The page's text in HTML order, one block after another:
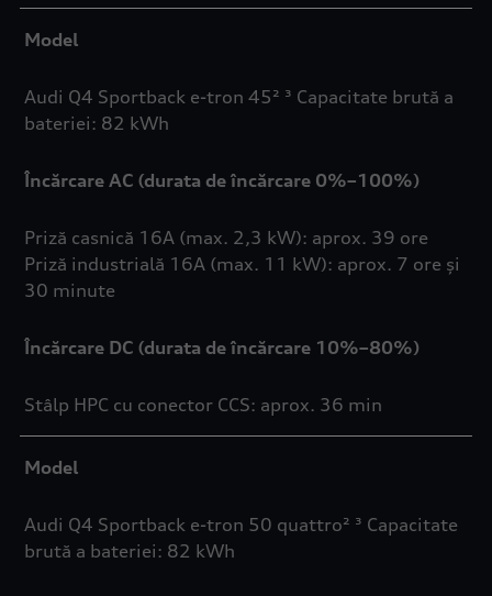
Model
Audi Q4 Sportback e-tron 45² ³ Capacitate brută a
bateriei: 82 kWh
Încărcare AC (durata de încărcare 0%–100%)
Priză casnică 16A (max. 2,3 kW): aprox. 39 ore
Priză industrială 16A (max. 11 kW): aprox. 7 ore și
30 minute
Încărcare DC (durata de încărcare 10%–80%)
Stâlp HPC cu conector CCS: aprox. 36 min
Model
Audi Q4 Sportback e-tron 50 quattro² ³ Capacitate
brută a bateriei: 82 kWh